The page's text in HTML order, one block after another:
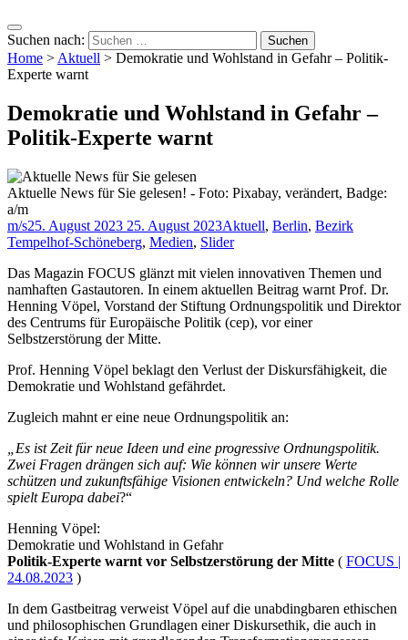
Suchen nach:
Home > Aktuell > Demokratie und Wohlstand in Gefahr – Politik-
Experte warnt
Demokratie und Wohlstand in Gefahr –
Politik-Experte warnt
Aktuelle News für Sie gelesen! - Foto: Pixabay, verändert, Badge:
a/m
m/s25. August 2023 25. August 2023Aktuell, Berlin, Bezirk
Tempelhof-Schöneberg, Medien, Slider
Das Magazin FOCUS glänzt mit vielen innovativen Themen und
namhaften Gastautoren. In einem aktuellen Beitrag warnt Prof. Dr.
Henning Vöpel, Vorstand der Stiftung Ordnungspolitik und Direktor
des Centrums für Europäische Politik (cep), vor einer
Selbstzerstörung der Mitte.
Prof. Henning Vöpel beklagt den Verlust der Diskursfähigkeit, die
Demokratie und Wohlstand gefährdet.
Zugleich mahnt er eine neue Ordnungspolitik an:
„Es ist Zeit für neue Ideen und eine progressive Ordnungspolitik.
Zwei Fragen drängen sich auf: Wie können wir unsere Werte
schützen und zukunftsfähige Visionen entwickeln? Und welche Rolle
spielt Europa dabei?“
Henning Vöpel:
Demokratie und Wohlstand in Gefahr
Politik-Experte warnt vor Selbstzerstörung der Mitte ( FOCUS |
24.08.2023 )
In dem Gastbeitrag verweist Vöpel auf die unabdingbaren ethischen
und philosophischen Grundlagen einer Diskursethik, die auch in